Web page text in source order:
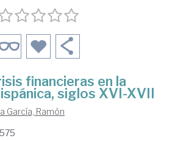
financieras en la
siglos XVI-XVII
García, Ramón